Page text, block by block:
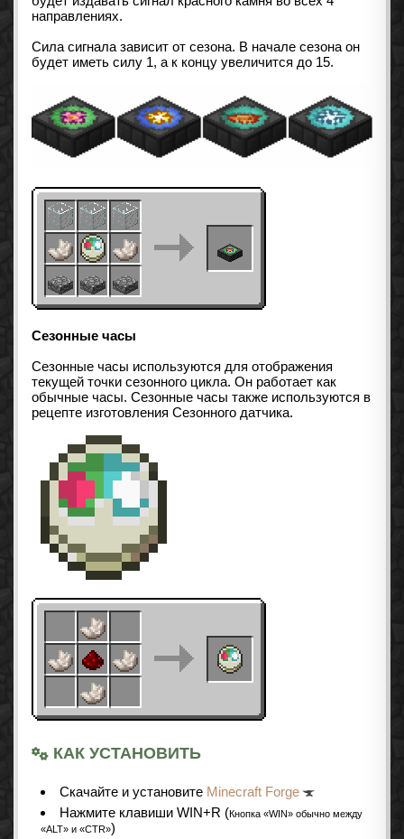
направлениях.
Сила сигнала зависит от сезона. В начале сезона он
будет иметь силу 1, а к концу увеличится до 15.
Сезонные часы
Сезонные часы используются для отображения
текущей точки сезонного цикла. Он работает как
обычные часы. Сезонные часы также используются в
рецепте изготовления Сезонного датчика.
КАК УСТАНОВИТЬ
Cкачайте и установите Minecraft Forge
Нажмите клавиши WIN+R (Кнопка «WIN» обычно между
«ALT» и «CTR»)